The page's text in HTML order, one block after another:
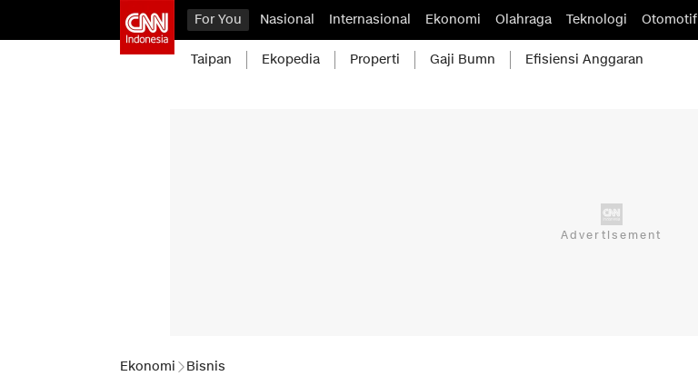
For You Nasional Internasional Ekonomi Olahraga Teknologi Otomotif
Taipan Ekopedia Properti Gaji Bumn Efisiensi Anggaran
Ekonomi Bisnis